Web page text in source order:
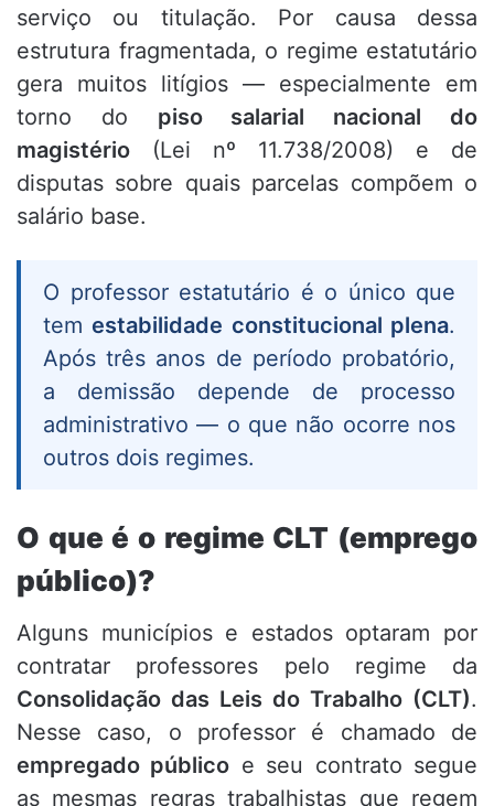
serviço ou titulação. Por causa dessa
estrutura fragmentada, o regime estatutário
gera muitos litígios — especialmente em
torno do piso salarial nacional do
magistério (Lei nº 11.738/2008) e de
disputas sobre quais parcelas compõem o
salário base.
O professor estatutário é o único que
temestabilidade constitucional plena.
Após três anos de período probatório,
a demissão depende de processo
administrativo — o que não ocorre nos
outros dois regimes.
O que é o regime CLT (emprego
público)?
Alguns municípios e estados optaram por
contratar professores pelo regime da
Consolidação das Leis do Trabalho (CLT).
Nesse caso, o professor é chamado de
empregado público e seu contrato segue
as mesmas regras trabalhistas que regem